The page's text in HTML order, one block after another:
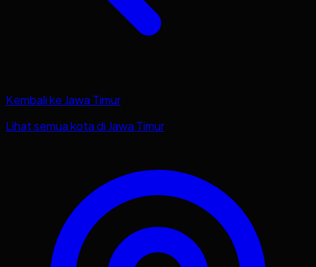
Kembali ke Jawa Timur
Lihat semua kota di Jawa Timur